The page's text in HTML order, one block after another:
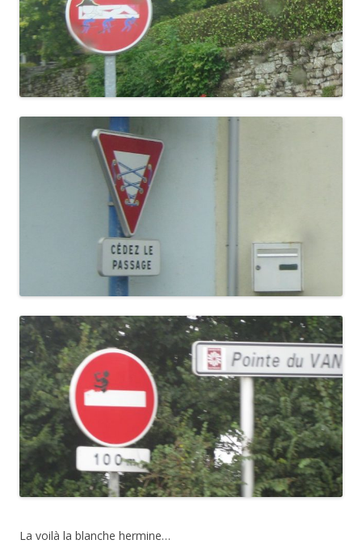
La voilà la blanche hermine…